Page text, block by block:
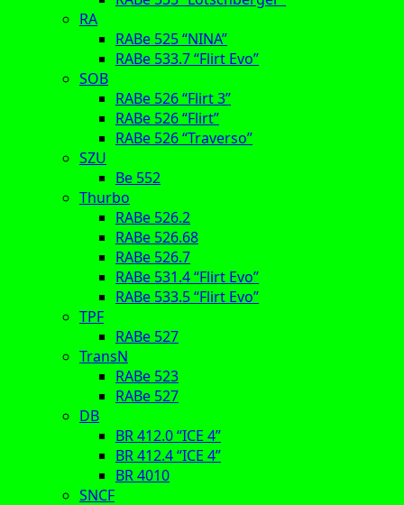
RA
RABe 525 “NINA”
RABe 533.7 “Flirt Evo”
SOB
RABe 526 “Flirt 3”
RABe 526 “Flirt”
RABe 526 “Traverso”
SZU
Be 552
Thurbo
RABe 526.2
RABe 526.68
RABe 526.7
RABe 531.4 “Flirt Evo”
RABe 533.5 “Flirt Evo”
TPF
RABe 527
TransN
RABe 523
RABe 527
DB
BR 412.0 “ICE 4”
BR 412.4 “ICE 4”
BR 4010
SNCF